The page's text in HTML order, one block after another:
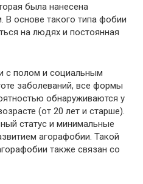
была нанесена
основе такого типа фобии
на людях и постоянная
с полом и социальным
заболеваний, все формы
обнаруживаются у
(от 20 лет и старше).
статус и минимальные
агорафобии. Такой
также связан со